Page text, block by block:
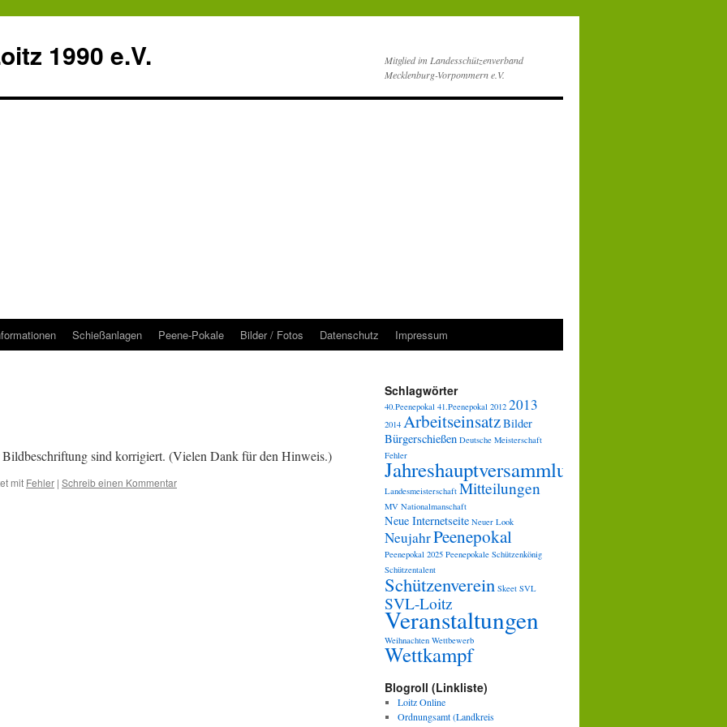
1990 e.V.
Mitglied im Landesschützenverband
Mecklenburg-Vorpommern e.V.
Schießanlagen Peene-Pokale Bilder / Fotos Datenschutz Impressum
Bildbeschriftung sind korrigiert. (Vielen Dank für den Hinweis.)
mit Fehler | Schreib einen Kommentar
Schlagwörter
40.Peenepokal 41.Peenepokal 2012 2013
2014 ArbeitseinsatzBilder
Bürgerschießen Deutsche Meisterschaft
Fehler
Jahreshauptversammlung
Landesmeisterschaft Mitteilungen
MV Nationalmanschaft
Neue Internetseite Neuer Look
NeujahrPeenepokal
Peenepokal 2025 Peenepokale Schützenkönig
Schützentalent
Schützenverein Skeet SVL
SVL-Loitz
Veranstaltungen
Weihnachten Wettbewerb
Wettkampf
Blogroll (Linkliste)
Loitz Online
Ordnungsamt (Landkreis